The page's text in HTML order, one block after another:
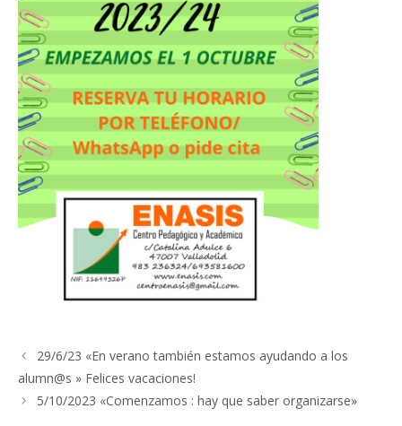
29/6/23 «En verano también estamos ayudando a los
alumn@s » Felices vacaciones!
5/10/2023 «Comenzamos : hay que saber organizarse»